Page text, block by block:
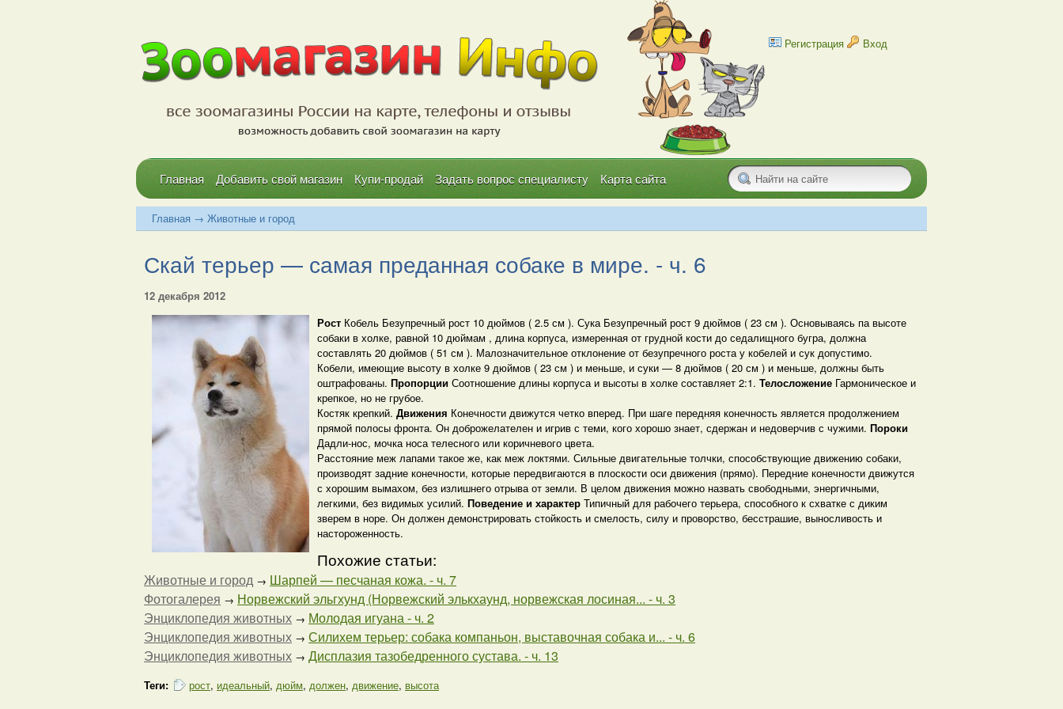
Регистрация Вход
Главная Добавить свой магазин Купи-продай Задать вопрос специалисту Карта сайта
Главная → Животные и город
Скай терьер — самая преданная собаке в мире. - ч. 6
12 декабря 2012
Рост Кобель Безупречный рост 10 дюймов ( 2.5 см ). Сука Безупречный рост 9 дюймов ( 23 см ). Основываясь па высоте
собаки в холке, равной 10 дюймам , длина корпуса, измеренная от грудной кости до седалищного бугра, должна
составлять 20 дюймов ( 51 см ). Малозначительное отклонение от безупречного роста у кобелей и сук допустимо.
Кобели, имеющие высоту в холке 9 дюймов ( 23 см ) и меньше, и суки — 8 дюймов ( 20 см ) и меньше, должны быть
оштрафованы. Пропорции Соотношение длины корпуса и высоты в холке составляет 2:1. Телосложение Гармоническое и
крепкое, но не грубое.
Костяк крепкий. Движения Конечности движутся четко вперед. При шаге передняя конечность является продолжением
прямой полосы фронта. Он доброжелателен и игрив с теми, кого хорошо знает, сдержан и недоверчив с чужими. Пороки
Дадли-нос, мочка носа телесного или коричневого цвета.
Расстояние меж лапами такое же, как меж локтями. Сильные двигательные толчки, способствующие движению собаки,
производят задние конечности, которые передвигаются в плоскости оси движения (прямо). Передние конечности движутся
с хорошим вымахом, без излишнего отрыва от земли. В целом движения можно назвать свободными, энергичными,
легкими, без видимых усилий. Поведение и характер Типичный для рабочего терьера, способного к схватке с диким
зверем в норе. Он должен демонстрировать стойкость и смелость, силу и проворство, бесстрашие, выносливость и
настороженность.
Похожие статьи:
Животные и город → Шарпей — песчаная кожа. - ч. 7
Фотогалерея → Норвежский эльгхунд (Норвежский элькхаунд, норвежская лосиная... - ч. 3
Энциклопедия животных → Молодая игуана - ч. 2
Энциклопедия животных → Силихем терьер: собака компаньон, выставочная собака и... - ч. 6
Энциклопедия животных → Дисплазия тазобедренного сустава. - ч. 13
Теги: рост, идеальный, дюйм, должен, движение, высота